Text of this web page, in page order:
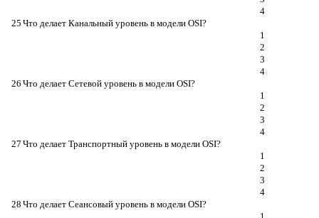
4
25 Что делает Канальный уровень в модели OSI?
1
2
3
4
26 Что делает Сетевой уровень в модели OSI?
1
2
3
4
27 Что делает Транспортный уровень в модели OSI?
1
2
3
4
28 Что делает Сеансовый уровень в модели OSI?